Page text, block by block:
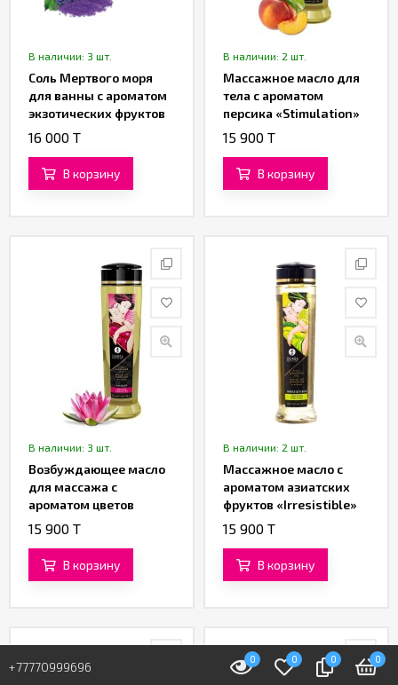
В наличии: 3 шт.
Соль Мертвого моря
для ванны с ароматом
экзотических фруктов
«Aphrodisia» от
16 000 T
В корзину
В наличии: 2 шт.
Массажное масло для
тела с ароматом
персика «Stimulation»
от «SHUNGA» (240 ML)
15 900 T
В корзину
В наличии: 3 шт.
Возбуждающее масло
для массажа с
ароматом цветов
лотоса «Amour» от
15 900 T
В корзину
В наличии: 2 шт.
Массажное масло с
ароматом азиатских
фруктов «Irresistible»
от «SHUNGA» (240 ML)
15 900 T
В корзину
0 0 0 0
+77770999696